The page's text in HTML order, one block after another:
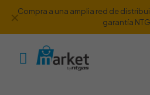
Compra a una amplia red de
garantía
✕